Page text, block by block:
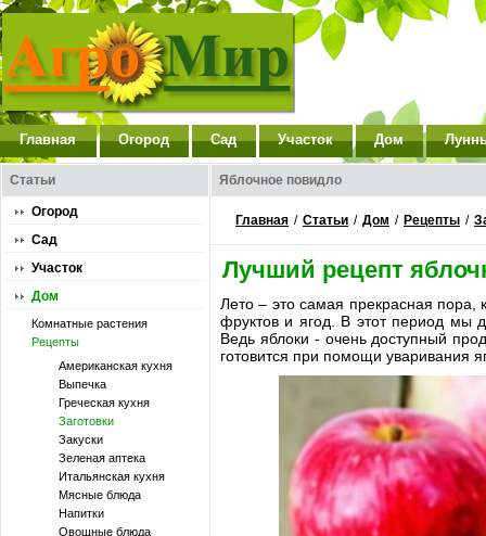
Главная Огород Сад Участок Дом
Статьи
Огород
Сад
Участок
Дом
Комнатные растения
Рецепты
Американская кухня
Выпечка
Греческая кухня
Заготовки
Закуски
Зеленая аптека
Итальянская кухня
Мясные блюда
Напитки
Овощные блюда
Яблочное повидло
Главная / Статьи / Дом / Рецепты /
Лучший рецепт
Лето – это самая прекрасная пора,
фруктов и ягод. В этот период мы
Ведь яблоки - очень доступный
готовится при помощи уваривания